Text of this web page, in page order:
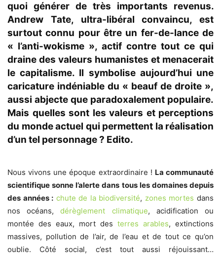
quoi générer de très importants revenus.
Andrew Tate, ultra-libéral convaincu, est
surtout connu pour être un fer-de-lance de
« l’anti-wokisme », actif contre tout ce qui
draine des valeurs humanistes et menacerait
le capitalisme. Il symbolise aujourd’hui une
caricature indéniable du « beauf de droite »,
aussi abjecte que paradoxalement populaire.
Mais quelles sont les valeurs et perceptions
du monde actuel qui permettent la réalisation
d’un tel personnage ? Edito.
Nous vivons une époque extraordinaire ! La communauté
scientifique sonne l’alerte dans tous les domaines depuis
des années : chute de la biodiversité, zones mortes dans
nos océans,dérèglement climatique, acidification ou
montée des eaux, mort des terres arables, extinctions
massives, pollution de l’air, de l’eau et de tout ce qu’on
oublie. Côté social, c’est tout aussi réjouissant…